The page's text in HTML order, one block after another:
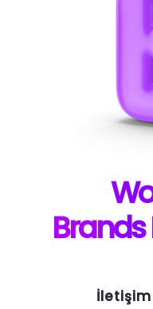
W
Brands
İletişim